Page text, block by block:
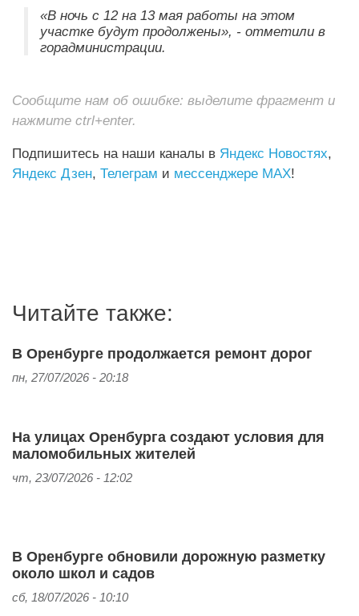
«В ночь с 12 на 13 мая работы на этом
участке будут продолжены», - отметили в
горадминистрации.
Сообщите нам об ошибке: выделите фрагмент и
нажмите ctrl+enter.
Подпишитесь на наши каналы в Яндекс Новостях,
Яндекс Дзен, Телеграм и мессенджере MAX!
Читайте также:
В Оренбурге продолжается ремонт дорог
пн, 27/07/2026 - 20:18
На улицах Оренбурга создают условия для
маломобильных жителей
чт, 23/07/2026 - 12:02
В Оренбурге обновили дорожную разметку
около школ и садов
сб, 18/07/2026 - 10:10